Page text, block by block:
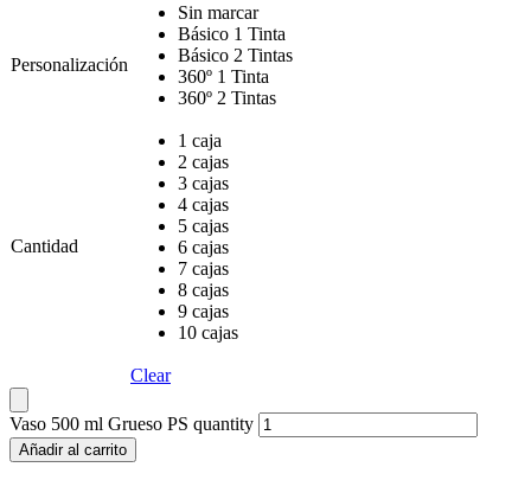
Personalización
Sin marcar
Básico 1 Tinta
Básico 2 Tintas
360º 1 Tinta
360º 2 Tintas
Cantidad
1 caja
2 cajas
3 cajas
4 cajas
5 cajas
6 cajas
7 cajas
8 cajas
9 cajas
10 cajas
Clear
Vaso 500 ml Grueso PS quantity
Añadir al carrito